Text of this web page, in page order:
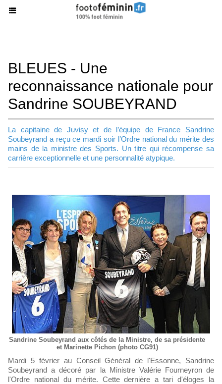
BLEUES - Une
reconnaissance nationale pour
Sandrine SOUBEYRAND
La capitaine de Juvisy et de l’équipe de France Sandrine
Soubeyrand a reçu ce mardi soir l’Ordre national du mérite des
mains de la ministre des Sports. Un titre qui récompense sa
carrière exceptionnelle et une personnalité atypique.
Sandrine Soubeyrand aux côtés de la Ministre, de sa présidente
et Marinette Pichon (photo CG91)
Mardi 5 février au Conseil Général de l'Essonne, Sandrine
Soubeyrand a décoré par la Ministre Valérie Fourneyron de
l'Ordre national du mérite. Cette dernière a tari d'éloges la